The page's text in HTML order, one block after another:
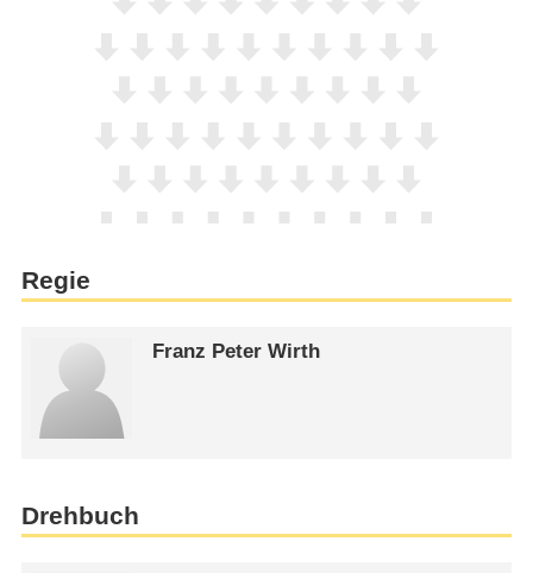
Regie
Franz Peter Wirth
Drehbuch